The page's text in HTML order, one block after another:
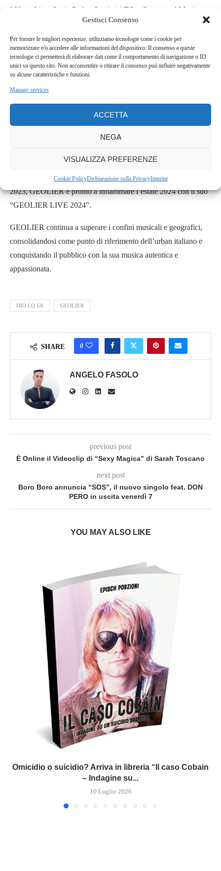
Gestisci Consenso
Per fornire le migliori esperienze, utilizziamo tecnologie come i cookie per
memorizzare e/o accedere alle informazioni del dispositivo. Il consenso a queste
tecnologie ci permetterà di elaborare dati come il comportamento di navigazione o ID
unici su questo sito. Non acconsentire o ritirare il consenso può influire negativamente
su alcune caratteristiche e funzioni.
Manage services
ACCETTA
NEGA
VISUALIZZA PREFERENZE
Cookie PolicyDichiarazione sulla PrivacyImprint
Milano Live, Sonic Park a Stupinigi TO e Oversound Music
Festival a Gallipoli. Maggiori informazioni sono disponibili su
www.magellanoconcerti.it.
GEOLIER: Una carriera in ascesa:
degli ultimi anni in Italia. Con il suo ultimo disco, “IL
CORAGGIO DEI BAMBINI”, certificato sei volte platino, ha
dominato le classifiche del 2023. Ha collezionato 63 dischi di
platino e 28 d’oro, e ha partecipato alla 74^ edizione del Festival
platino. Il singolo “L’ULTIMA POESIA”, in collaborazione con
Ultimo, è stato certificato platino. Dopo due tour di successo nel
2023, GEOLIER è pronto a infiammare l’estate 2024 con il suo
“GEOLIER LIVE 2024”.
GEOLIER continua a superare i confini musicali e geografici,
consolidandosi come punto di riferimento dell’urban italiano e
conquistando il pubblico con la sua musica autentica e
appassionata.
DIO LO SA GEOLIER
SHARE 0
ANGELO FASOLO
previous post
È Online il Videoclip di “Sexy Magica” di Sarah Toscano
next post
Boro Boro annuncia “SOS”, il nuovo singolo feat. DON
PERO in uscita venerdì 7
YOU MAY ALSO LIKE
Omicidio o suicidio? Arriva in libreria “Il caso Cobain
– Indagine su...
10 Luglio 2026